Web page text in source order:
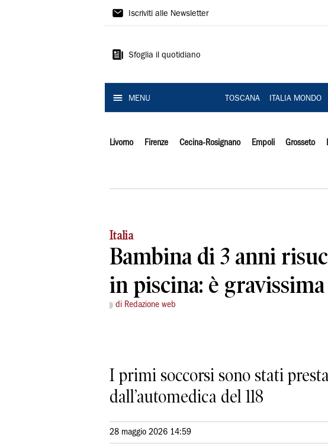
Il
Iscriviti alle Newsletter
Sfoglia il quotidiano
MENU TOSCANA ITALIA MONDO
Livorno Firenze Cecina-Rosignano Empoli Grosseto
Italia
Bambina di 3 anni
in piscina: è gravissima
di Redazione web
I primi soccorsi sono stati
dall’automedica del 118
28 maggio 2026 14:59